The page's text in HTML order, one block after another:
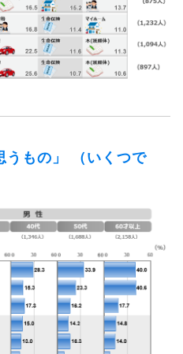
うもの」 （いくつで